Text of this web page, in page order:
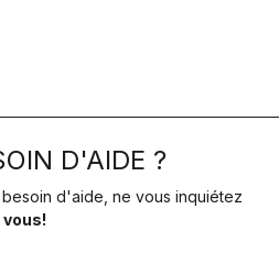
D'AIDE ?
d'aide, ne vous inquiétez